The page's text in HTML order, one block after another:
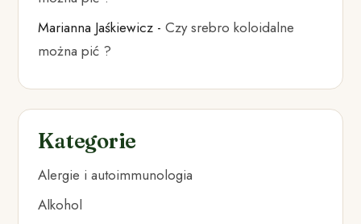
Marianna Jaśkiewicz -Czy srebro koloidalne
można pić ?
Kategorie
Alergie i autoimmunologia
Alkohol